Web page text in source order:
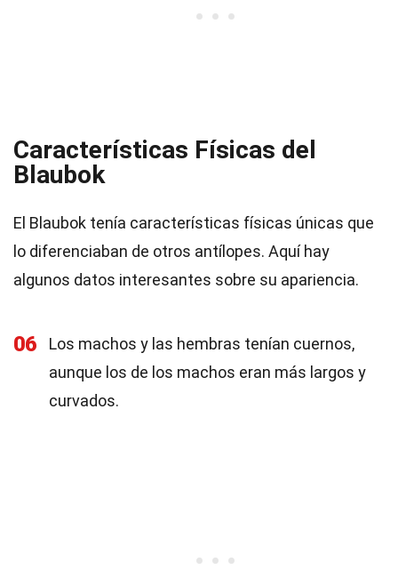
Características Físicas del
Blaubok
El Blaubok tenía características físicas únicas que
lo diferenciaban de otros antílopes. Aquí hay
algunos datos interesantes sobre su apariencia.
06
Los machos y las hembras tenían cuernos,
aunque los de los machos eran más largos y
curvados.